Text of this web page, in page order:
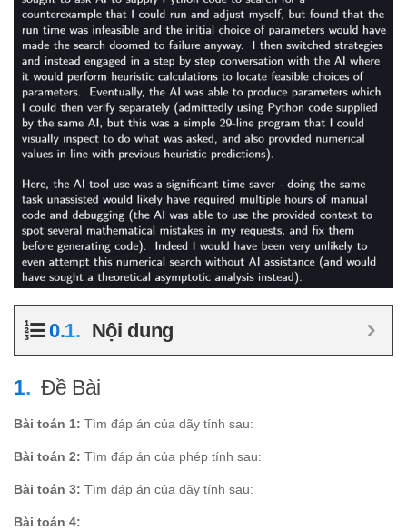
Nội dung
Đề Bài
Bài toán 1: Tìm đáp án của dãy tính sau:
Bài toán 2: Tìm đáp án của phép tính sau:
Bài toán 3: Tìm đáp án của dãy tính sau:
Bài toán 4: